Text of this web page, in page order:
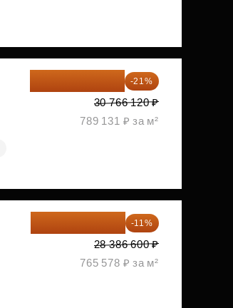
-21%
30 766 120 ₽
789 131 ₽ за м²
-11%
28 386 600 ₽
765 578 ₽ за м²